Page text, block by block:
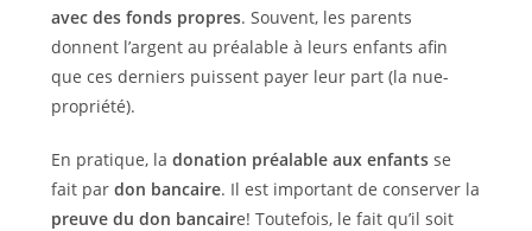
avec des fonds propres. Souvent, les parents
donnent l’argent au préalable à leurs enfants afin
que ces derniers puissent payer leur part (la nue-
propriété).
En pratique, la donation préalable aux enfantsse
fait par don bancaire. Il est important de conserver la
preuve du don bancaire! Toutefois, le fait qu’il soit